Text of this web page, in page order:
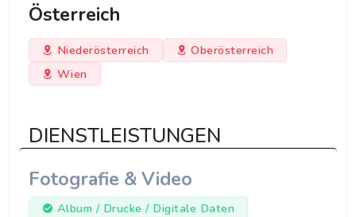
Österreich
Niederösterreich
Oberösterreich
Wien
DIENSTLEISTUNGEN
Fotografie & Video
Album / Drucke / Digitale Daten